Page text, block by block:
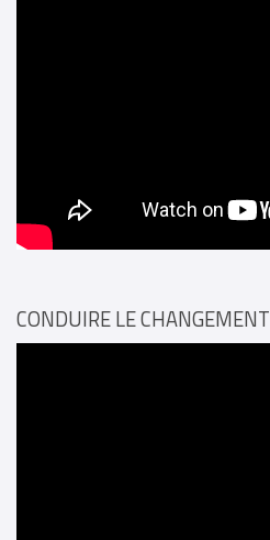
CONDUIRE LE CHANGEMENT